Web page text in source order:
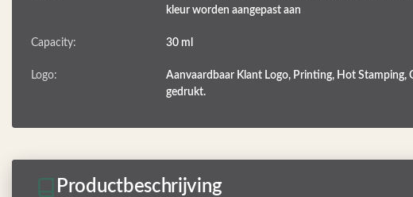
kleur worden aangepast aan
Capacity: 30 ml
Logo:
Aanvaardbaar Klant Logo, Printing, Hot Stamping,
gedrukt.
Productbeschrijving